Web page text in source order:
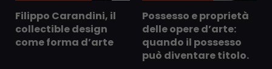
Filippo Carandini, il
collectible design
come forma d’arte
Possesso e proprietà
delle opere d’arte:
quando il possesso
può diventare titolo.